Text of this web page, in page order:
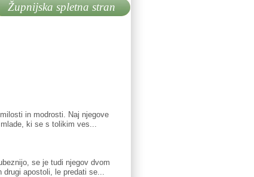
Župnijska spletna stran
in modrosti. Naj njegove
ki se s tolikim ves...
se je tudi njegov dvom
apostoli, le predati se...